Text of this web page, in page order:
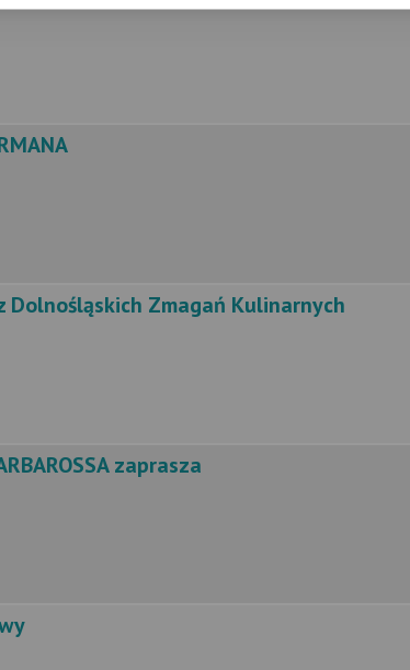
Dolnośląskich Zmagań Kulinarnych
zaprasza